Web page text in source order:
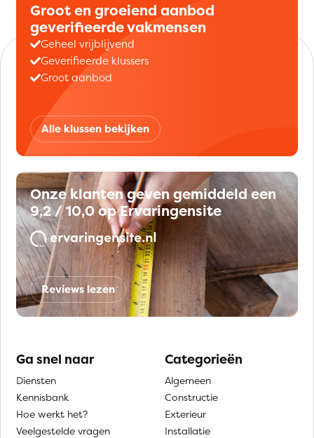
Groot en groeiend aanbod
geverifieerde vakmensen
Geheel vrijblijvend
Geverifieerde klussers
Groot aanbod
Alle klussen bekijken
Onze klanten geven gemiddeld een
9,2 / 10,0 op Ervaringensite
Reviews lezen
Ga snel naar
Diensten
Kennisbank
Hoe werkt het?
Veelgestelde vragen
Categorieën
Algemeen
Constructie
Exterieur
Installatie